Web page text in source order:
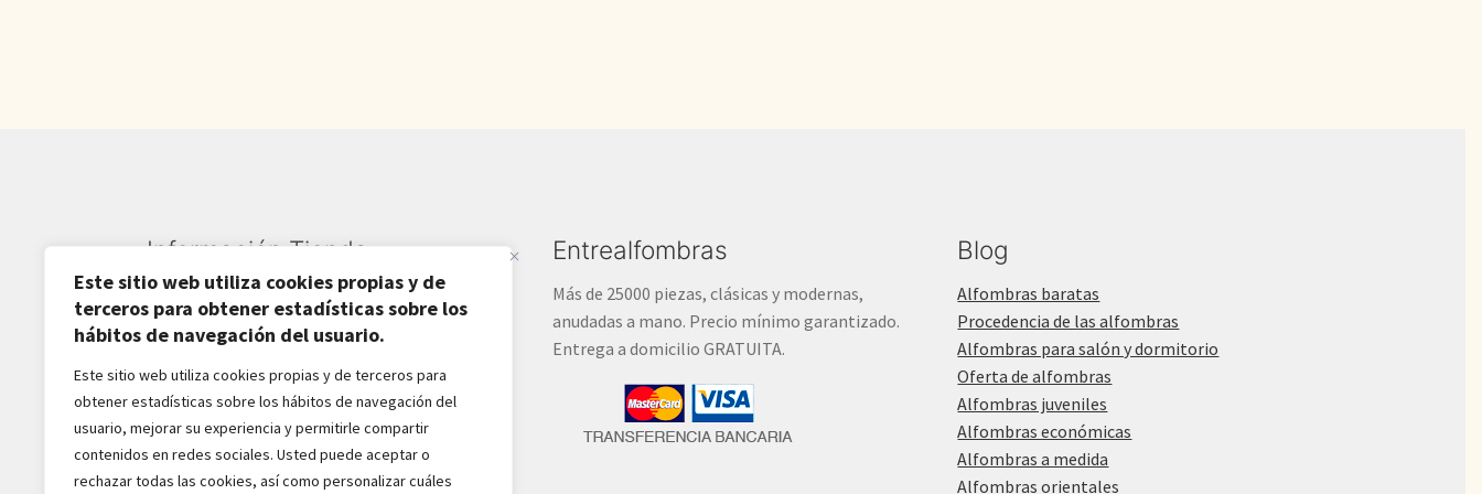
Este sitio web utiliza cookies propias y de
terceros para obtener estadísticas sobre los
hábitos de navegación del usuario.
Este sitio web utiliza cookies propias y de terceros para
obtener estadísticas sobre los hábitos de navegación del
usuario, mejorar su experiencia y permitirle compartir
contenidos en redes sociales. Usted puede aceptar o
rechazar todas las cookies, así como personalizar cuáles
Información Tienda
Sardarán SL CIF: B82809781
Av. Pirineos 27, Nave 6
San Sebastián de los Reyes
28703-Madrid - España
916516162 - 628518856
jaba2288@gmail.com
Entrealfombras
Más de 25000 piezas, clásicas y modernas,
anudadas a mano. Precio mínimo garantizado.
Entrega a domicilio GRATUITA.
Blog
Alfombras baratas
Procedencia de las alfombras
Alfombras para salón y dormitorio
Oferta de alfombras
Alfombras juveniles
Alfombras económicas
Alfombras a medida
Alfombras orientales